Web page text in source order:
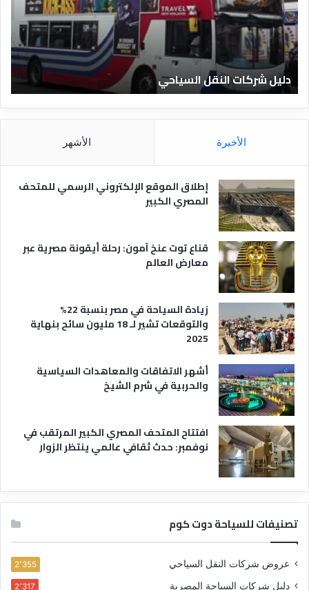
ا
ل
ف
ن
ا
د
ق
ا
ل
ر
ي
ة
دليل الفنادق المصرية
الأخيرة الأشهر
إطلاق الموقع الإلكتروني الرسمي للمتحف
المصري الكبير
قناع توت عنخ آمون: رحلة أيقونة مصرية عبر
معارض العالم
زيادة السياحة في مصر بنسبة 22%
والتوقعات تشير لـ 18 مليون سائح بنهاية
2025
أشهر الاتفاقات والمعاهدات السياسية
والحربية في شرم الشيخ
افتتاح المتحف المصري الكبير المرتقب في
نوفمبر: حدث ثقافي عالمي ينتظر الزوار
تصنيفات للسياحة دوت كوم
عروض شركات النقل السياحي 2٬355
دليل شركات السياحة المصرية 2٬317